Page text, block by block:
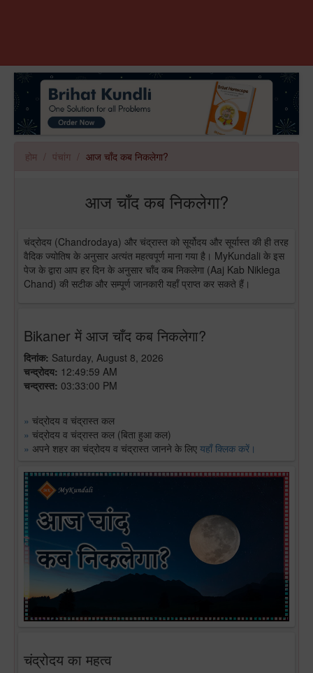
होम पंचांग आज चाँद कब निकलेगा?
आज चाँद कब निकलेगा?
चंद्रोदय (Chandrodaya) और चंद्रास्त को सूर्योदय और सूर्यास्त की ही तरह
वैदिक ज्योतिष के अनुसार अत्यंत महत्वपूर्ण माना गया है। MyKundali के इस
पेज के द्वारा आप हर दिन के अनुसार चाँद कब निकलेगा (Aaj Kab Niklega
Chand) की सटीक और सम्पूर्ण जानकारी यहाँ प्राप्त कर सकते हैं।
Bikaner में आज चाँद कब निकलेगा?
दिनांक: Saturday, August 8, 2026
चन्द्रोदय: 12:49:59 AM
चन्द्रास्त: 03:33:00 PM
» चंद्रोदय व चंद्रास्त कल
» चंद्रोदय व चंद्रास्त कल (बिता हुआ कल)
» अपने शहर का चंद्रोदय व चंद्रास्त जानने के लिए यहाँ क्लिक करें।
चंद्रोदय का महत्व